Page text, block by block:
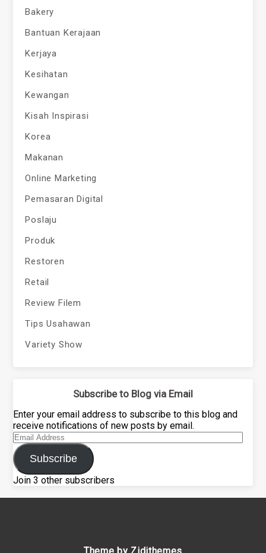
Bakery
Bantuan Kerajaan
Kerjaya
Kesihatan
Kewangan
Kisah Inspirasi
Korea
Makanan
Online Marketing
Pemasaran Digital
Poslaju
Produk
Restoren
Retail
Review Filem
Tips Usahawan
Variety Show
Subscribe to Blog via Email
Enter your email address to subscribe to this blog and
receive notifications of new posts by email.
Email
Address
Subscribe
Join 3 other subscribers